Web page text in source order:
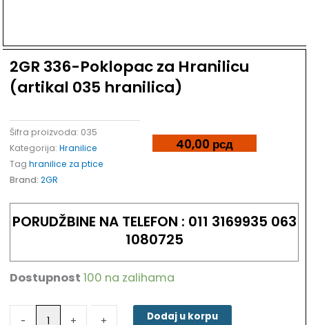
2GR 336-Poklopac za Hranilicu
(artikal 035 hranilica)
Šifra proizvoda: 035
Kategorija: Hranilice
Tag hranilice za ptice
Brand:2GR
40,00 рсд
PORUDŽBINE NA TELEFON : 011 3169935 063
1080725
Dostupnost 100 na zalihama
-
-
2GR
Poklopac
+ + Dodaj u korpu